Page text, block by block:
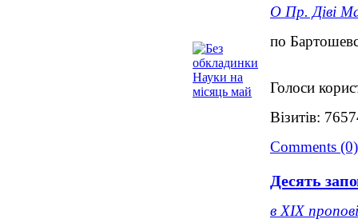
О Пр. Діві
по
Голоси
Візитів:
Comments (0)
Десять
в ХІХ